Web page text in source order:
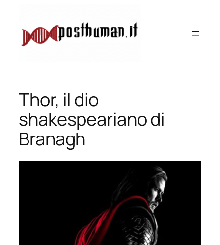
contenuto
Thor, il dio
shakespeariano di
Branagh